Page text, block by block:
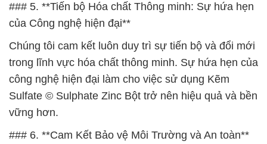
### 5. **Tiến bộ Hóa chất Thông minh: Sự hứa hẹn
của Công nghệ hiện đại**
Chúng tôi cam kết luôn duy trì sự tiến bộ và đổi mới
trong lĩnh vực hóa chất thông minh. Sự hứa hẹn của
công nghệ hiện đại làm cho việc sử dụng Kẽm
Sulfate © Sulphate Zinc Bột trở nên hiệu quả và bền
vững hơn.
### 6. **Cam Kết Bảo vệ Môi Trường và An toàn**